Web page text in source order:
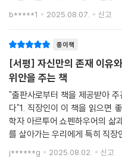
추는 순간 우리는 자기 자신을
b*****1 2025.08.07. 신고
종이책
[서평] 자신만의 존재 이유
위안을 주는 책
"출판사로부터 책을 제공받아 주
다"1. 직장인이 이 책을 읽으면
학자 아르투어 쇼펜하우어의 삶
를 살아가는 우리에게 특히 직장
지를 전합니다. 무엇보다 바쁜
없이 이어지는 경쟁과 성과 중심
j******g 2025.08.02. 신고